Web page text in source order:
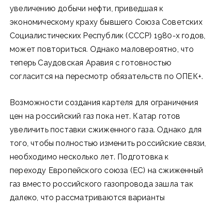
увеличению добычи нефти, приведшая к
экономическому краху бывшего Союза Советских
Социалистических Республик (СССР) 1980-х годов,
может повториться. Однако маловероятно, что
теперь Саудовская Аравия с готовностью
согласится на пересмотр обязательств по ОПЕК+.
Возможности создания картеля для ограничения
цен на российский газ пока нет. Катар готов
увеличить поставки сжиженного газа. Однако для
того, чтобы полностью изменить российские связи,
необходимо несколько лет. Подготовка к
переходу Европейского союза (ЕС) на сжиженный
газ вместо российского газопровода зашла так
далеко, что рассматриваются варианты